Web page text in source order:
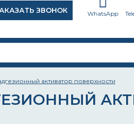
WhatsApp
ЗВОНОК
активатор поверхности